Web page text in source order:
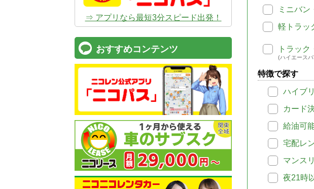
ミニバン
軽トラッ
トラック
(ハイエース
特徴で探す
ハイブ
カード
給油可
宅配レ
マンス
夜21時
⇒ アプリなら最短3分スピード出発！
おすすめコンテンツ